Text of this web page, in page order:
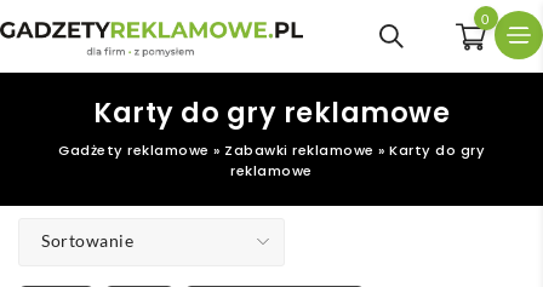
0
Karty do gry reklamowe
Gadżety reklamowe » Zabawki reklamowe » Karty do gry
reklamowe
Sortowanie